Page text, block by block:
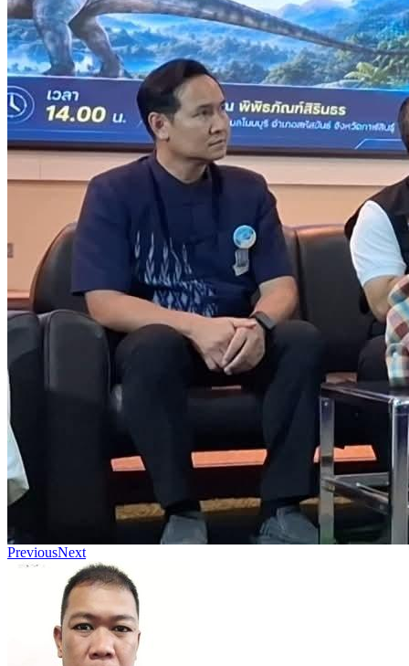
PreviousNext